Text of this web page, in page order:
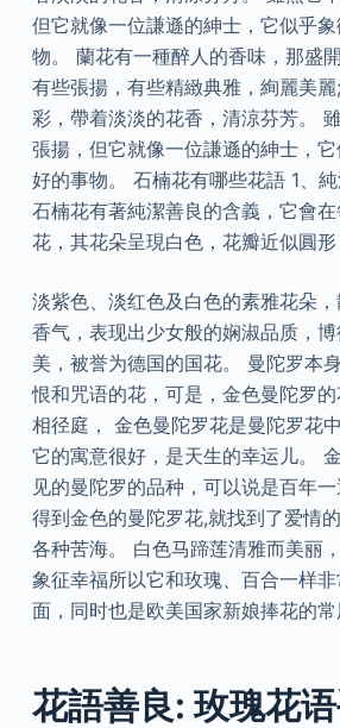
但它就像一位謙遜的紳士，它似乎
物。 蘭花有一種醉人的香味，那盛
有些張揚，有些精緻典雅，絢麗美
彩，帶着淡淡的花香，清涼芬芳。
張揚，但它就像一位謙遜的紳士，
好的事物。 石楠花有哪些花語 1、
石楠花有著純潔善良的含義，它會
花，其花朵呈現白色，花瓣近似圓
淡紫色、淡红色及白色的素雅花朵
香气，表现出少女般的娴淑品质，
美，被誉为德国的国花。 曼陀罗本
恨和咒语的花，可是，金色曼陀罗
相径庭， 金色曼陀罗花是曼陀罗花
它的寓意很好，是天生的幸运儿。
见的曼陀罗的品种，可以说是百年
得到金色的曼陀罗花,就找到了爱情
各种苦海。 白色马蹄莲清雅而美丽
象征幸福所以它和玫瑰、百合一样
面，同时也是欧美国家新娘捧花的常
花語善良: 玫瑰花